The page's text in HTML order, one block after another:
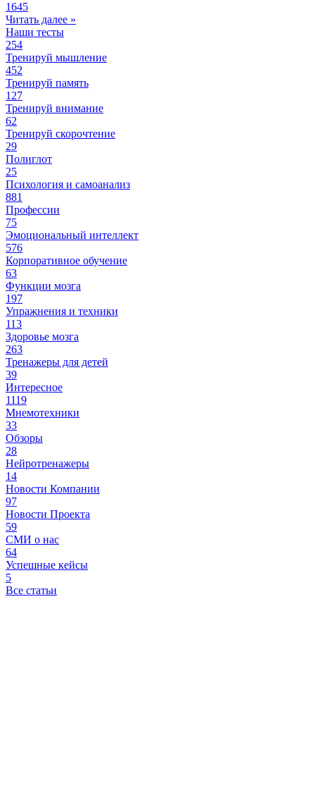
1645
Читать далее »
Наши тесты
254
Тренируй мышление
452
Тренируй память
127
Тренируй внимание
62
Тренируй скорочтение
29
Полиглот
25
Психология и самоанализ
881
Профессии
75
Эмоциональный интеллект
576
Корпоративное обучение
63
Функции мозга
197
Упражнения и техники
113
Здоровье мозга
263
Тренажеры для детей
39
Интересное
1119
Мнемотехники
33
Обзоры
28
Нейротренажеры
14
Новости Компании
97
Новости Проекта
59
СМИ о нас
64
Успешные кейсы
5
Все статьи